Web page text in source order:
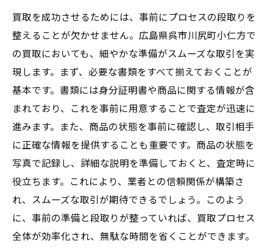
買取を成功させるためには、事前にプロセスの段取りを
整えることが欠かせません。広島県呉市川尻町小仁方で
の買取においても、細やかな準備がスムーズな取引を実
現します。まず、必要な書類をすべて揃えておくことが
基本です。書類には身分証明書や商品に関する情報が含
まれており、これを事前に用意することで査定が迅速に
進みます。また、商品の状態を事前に確認し、取引相手
に正確な情報を提供することも重要です。商品の状態を
写真で記録し、詳細な説明を準備しておくと、査定時に
役立ちます。これにより、業者との信頼関係が構築さ
れ、スムーズな取引が期待できるでしょう。このよう
に、事前の準備と段取りが整っていれば、買取プロセス
全体が効率化され、無駄な時間を省くことができます。